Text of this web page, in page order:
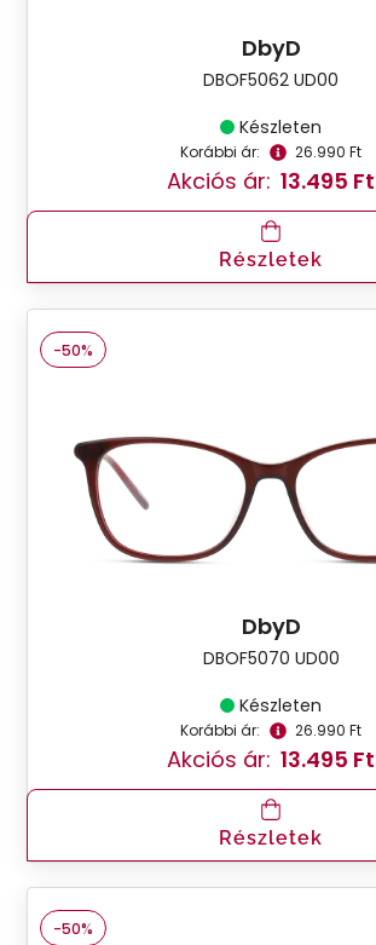
DbyD
DBOF5062 UD00
Készleten
Korábbi ár: 26.990 Ft
Akciós ár: 13.495 Ft
Részletek
-50%
DbyD
DBOF5070 UD00
Készleten
Korábbi ár: 26.990 Ft
Akciós ár: 13.495 Ft
Részletek
-50%